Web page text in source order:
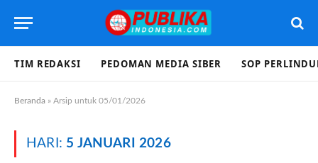
TIM REDAKSI PEDOMAN MEDIA SIBER SOP
Beranda » Arsip untuk 05/01/2026
HARI: 5 JANUARI 2026